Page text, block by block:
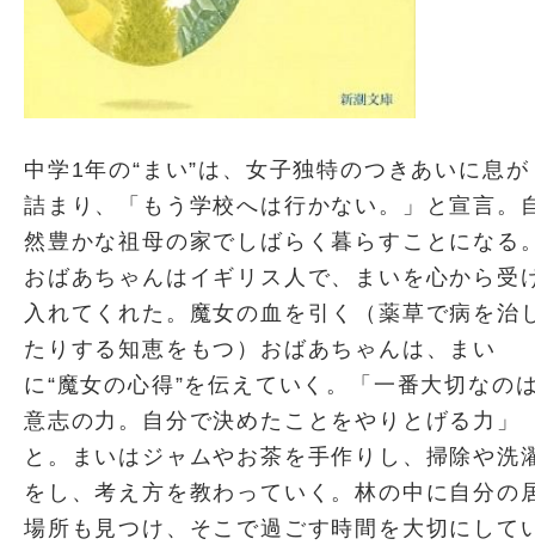
中学1年の“まい”は、女子独特のつきあいに息が
詰まり、「もう学校へは行かない。」と宣言。
然豊かな祖母の家でしばらく暮らすことになる
おばあちゃんはイギリス人で、まいを心から受
入れてくれた。魔女の血を引く（薬草で病を治
たりする知恵をもつ）おばあちゃんは、まい
に“魔女の心得”を伝えていく。「一番大切なの
意志の力。自分で決めたことをやりとげる力」
と。まいはジャムやお茶を手作りし、掃除や洗
をし、考え方を教わっていく。林の中に自分の
場所も見つけ、そこで過ごす時間を大切にして